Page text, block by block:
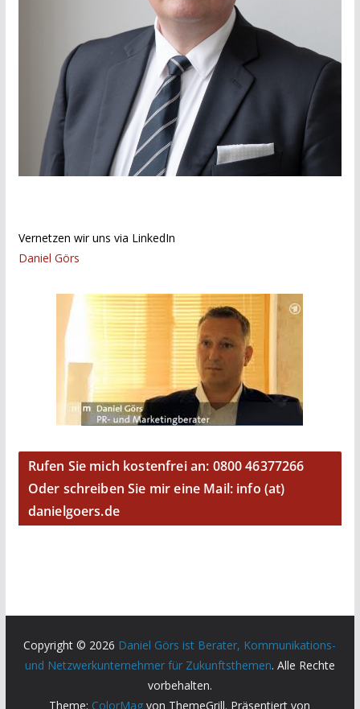
Vernetzen wir uns via LinkedIn
Daniel Görs
Rufen Sie mich kostenfrei an: 0800 46377266
Oder schreiben Sie mir eine Mail: info (at)
danielgoers.de
Copyright © 2026 Daniel Görs ist Berater, Kommunikations-
und Netzwerkunternehmer für Zukunftsthemen. Alle Rechte
vorbehalten.
Theme: ColorMag von ThemeGrill. Präsentiert von